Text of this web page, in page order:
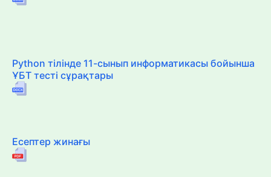
Python тілінде 11-сынып информатикасы бойынша
ҰБТ тесті сұрақтары
Есептер жинағы